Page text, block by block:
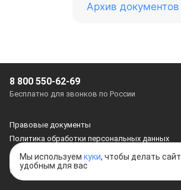
Мы используем куки, чтобы делать сайт
удобным для вас
Архив документов
8 800 550-62-69
Бесплатно для звонков по России
Правовые документы
Политика обработки персональных данных
© 2018–2026 , ООО «Джаст Лук»